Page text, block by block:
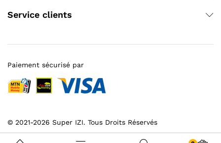
Service clients
© 2021-2026 Super IZI. Tous Droits Réservés
Paiement sécurisé par